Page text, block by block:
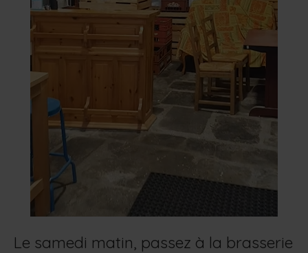
Le samedi matin, passez à la brasserie